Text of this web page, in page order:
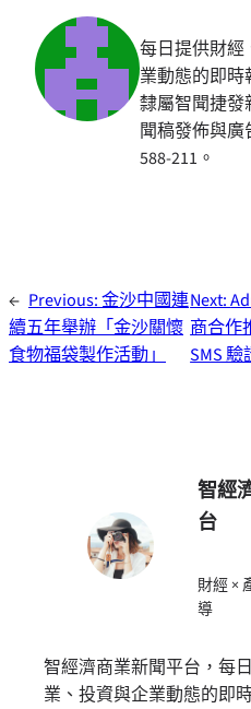
每日提供財經
業動態的即時
隸屬智聞捷發
聞稿發佈與廣
588-211。
← Previous:金沙中國連
續五年舉辦「金沙關懷
食物福袋製作活動」
Next:
商合作
SMS
智經
台
財經 ×
導
智經濟商業新聞平台，每
業、投資與企業動態的即